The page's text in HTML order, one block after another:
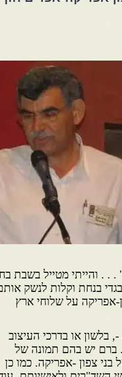
. . . והייתי מטייל בשבת
בנחת וקלות לנשק
אפריקה על שלוחי ארץ
בלשון או בדרכי העיצוב
ברם יש בהם תמונה של
צפון -אפריקה. כמו כן